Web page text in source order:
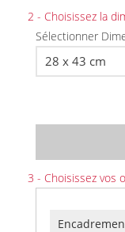
2 - Choisissez la
Sélectionner
3 - Choisissez vos